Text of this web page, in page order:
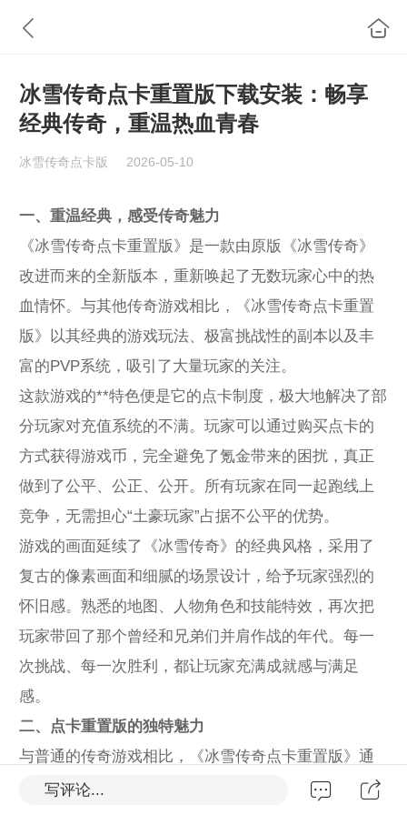
冰雪传奇点卡重置版下载安装：畅享
经典传奇，重温热血青春
冰雪传奇点卡版 2026-05-10
一、重温经典，感受传奇魅力
《冰雪传奇点卡重置版》是一款由原版《冰雪传奇》
改进而来的全新版本，重新唤起了无数玩家心中的热
血情怀。与其他传奇游戏相比，《冰雪传奇点卡重置
版》以其经典的游戏玩法、极富挑战性的副本以及丰
富的PVP系统，吸引了大量玩家的关注。
这款游戏的**特色便是它的点卡制度，极大地解决了部
分玩家对充值系统的不满。玩家可以通过购买点卡的
方式获得游戏币，完全避免了氪金带来的困扰，真正
做到了公平、公正、公开。所有玩家在同一起跑线上
竞争，无需担心“土豪玩家”占据不公平的优势。
游戏的画面延续了《冰雪传奇》的经典风格，采用了
复古的像素画面和细腻的场景设计，给予玩家强烈的
怀旧感。熟悉的地图、人物角色和技能特效，再次把
玩家带回了那个曾经和兄弟们并肩作战的年代。每一
次挑战、每一次胜利，都让玩家充满成就感与满足
感。
二、点卡重置版的独特魅力
与普通的传奇游戏相比，《冰雪传奇点卡重置版》通
过点卡重置版的模式，赋予了游戏更高的自由度和更
写评论...